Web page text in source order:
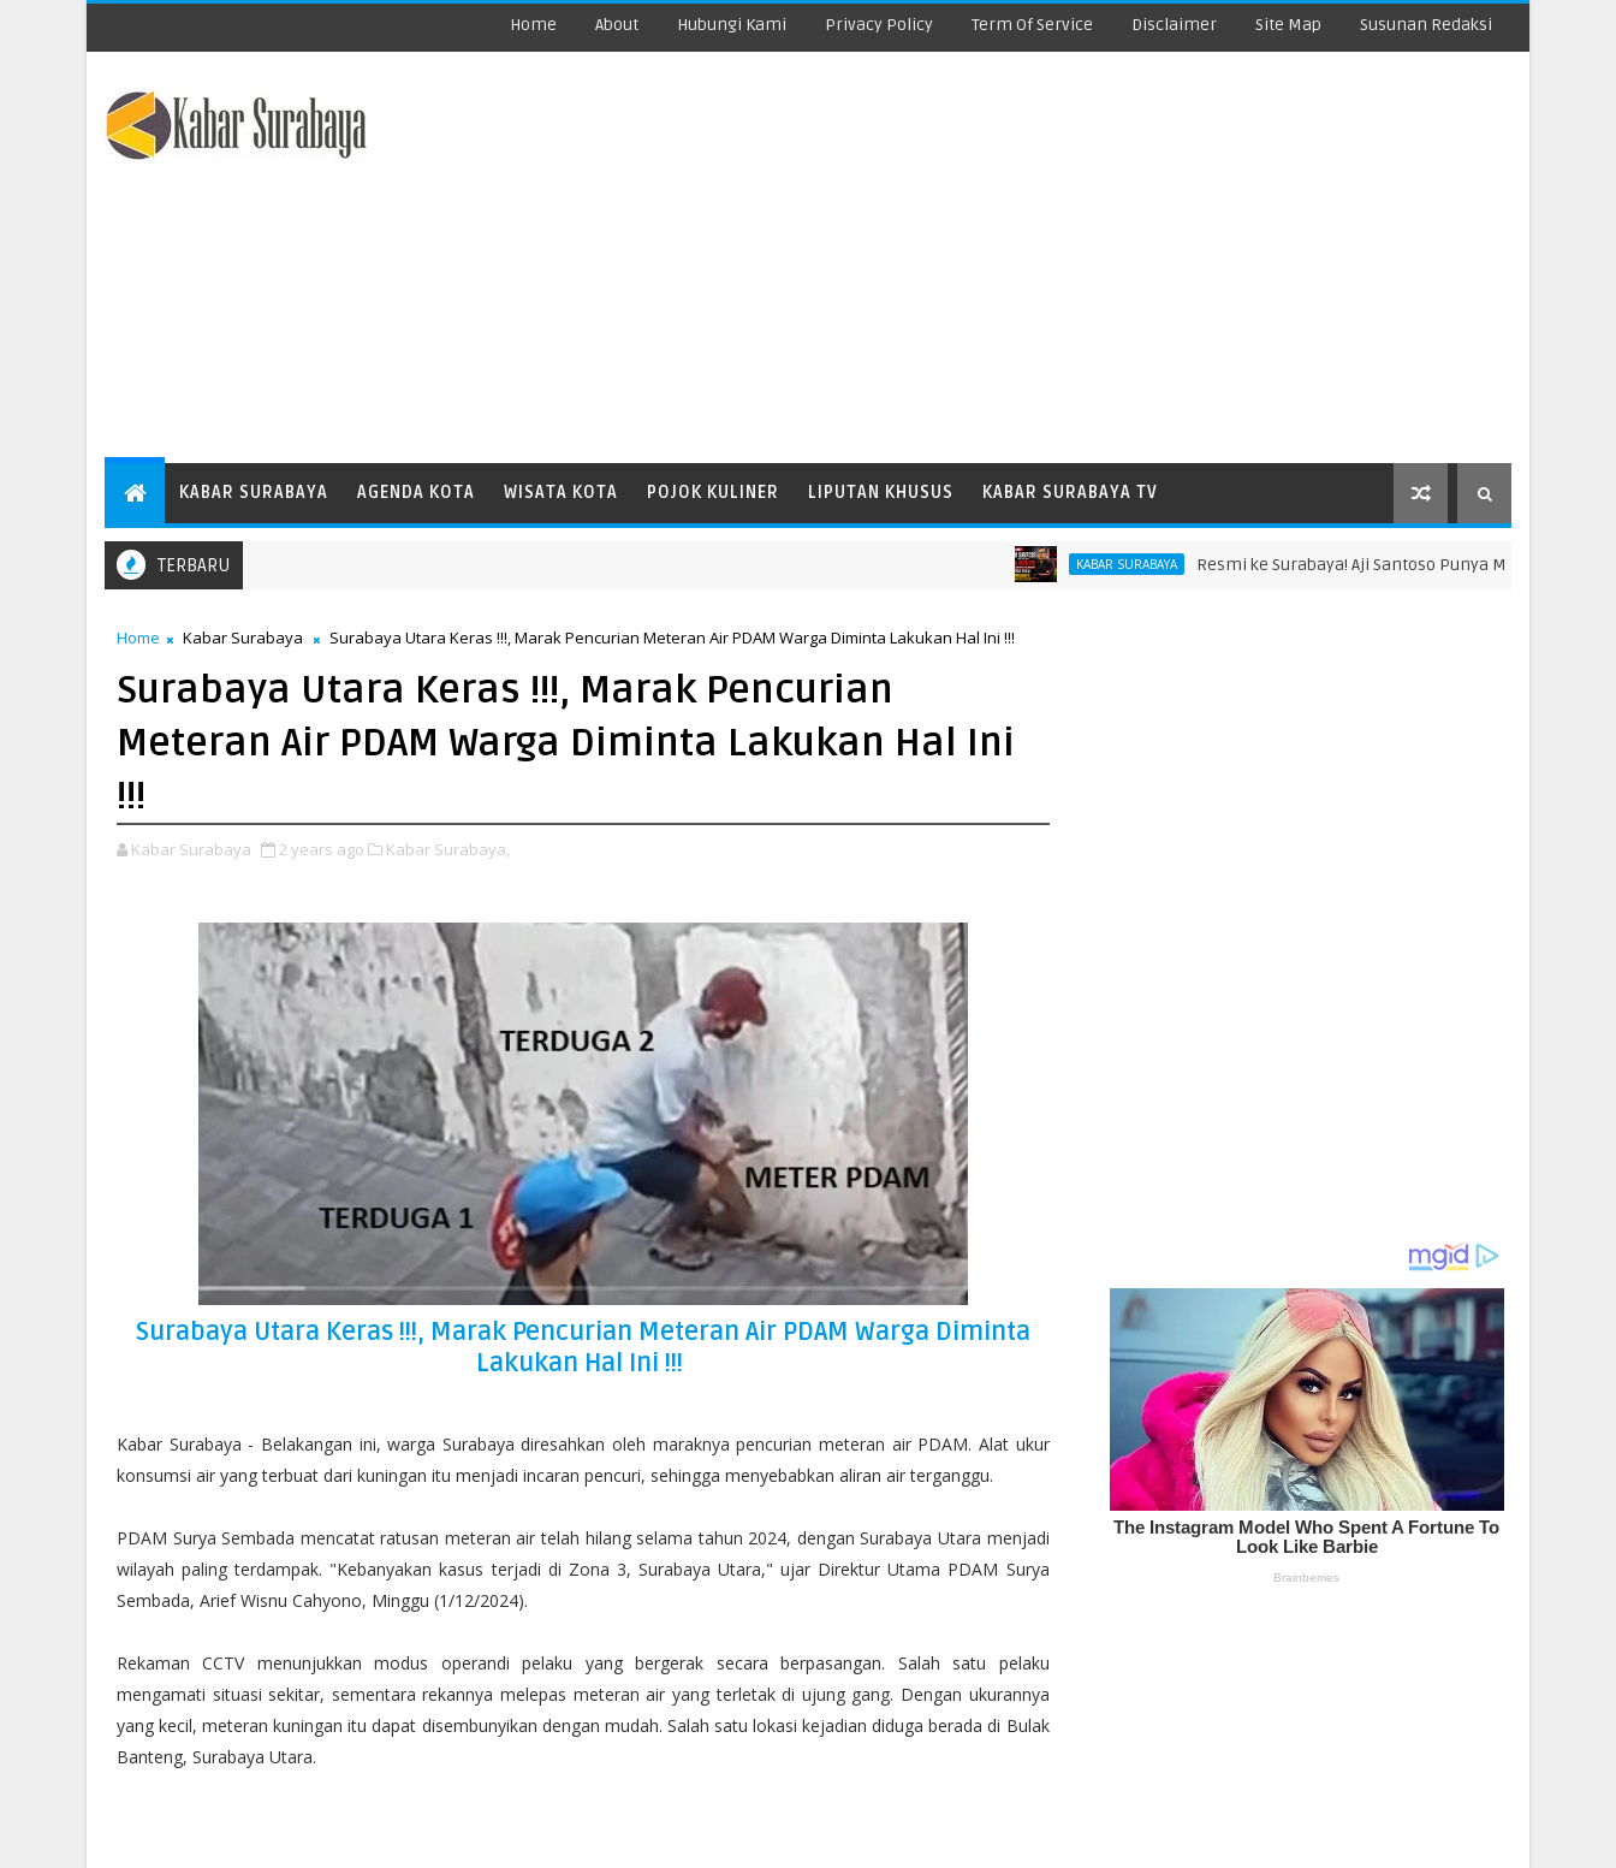
Home About Hubungi Kami Privacy Policy Term Of Service Disclaimer Site Map Susunan Redaksi
KABAR SURABAYA AGENDA KOTA WISATA KOTA POJOK KULINER LIPUTAN KHUSUS KABAR SURABAYA TV
TERBARU KABAR SURABAYA Resmi ke Surabaya! Aji Santoso Punya Misi Besar Bersama de Red
Home Kabar Surabaya Surabaya Utara Keras !!!, Marak Pencurian Meteran Air PDAM Warga Diminta Lakukan Hal Ini !!!
Surabaya Utara Keras !!!, Marak Pencurian
Meteran Air PDAM Warga Diminta Lakukan Hal Ini
!!!
Kabar Surabaya 2 years ago Kabar Surabaya,
Surabaya Utara Keras !!!, Marak Pencurian Meteran Air PDAM Warga Diminta
Lakukan Hal Ini !!!
Kabar Surabaya - Belakangan ini, warga Surabaya diresahkan oleh maraknya pencurian meteran air PDAM. Alat ukur
konsumsi air yang terbuat dari kuningan itu menjadi incaran pencuri, sehingga menyebabkan aliran air terganggu.
PDAM Surya Sembada mencatat ratusan meteran air telah hilang selama tahun 2024, dengan Surabaya Utara menjadi
wilayah paling terdampak. "Kebanyakan kasus terjadi di Zona 3, Surabaya Utara," ujar Direktur Utama PDAM Surya
Sembada, Arief Wisnu Cahyono, Minggu (1/12/2024).
Rekaman CCTV menunjukkan modus operandi pelaku yang bergerak secara berpasangan. Salah satu pelaku
mengamati situasi sekitar, sementara rekannya melepas meteran air yang terletak di ujung gang. Dengan ukurannya
yang kecil, meteran kuningan itu dapat disembunyikan dengan mudah. Salah satu lokasi kejadian diduga berada di Bulak
Banteng, Surabaya Utara.